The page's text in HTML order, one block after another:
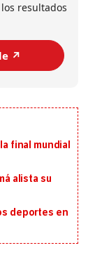
resultados
↗️
final mundial
alista su
deportes en